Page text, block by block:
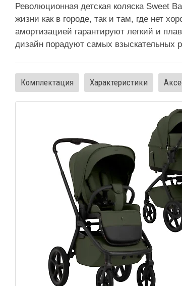
Революционная детская коляска Sweet
жизни как в городе, так и там, где нет
амортизацией гарантируют легкий и
дизайн порадуют самых взыскательных
Комплектация Характеристики